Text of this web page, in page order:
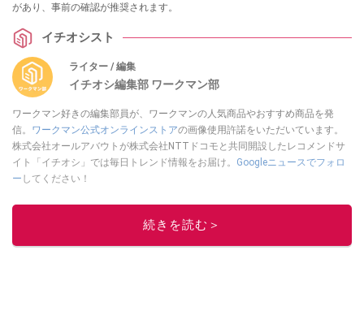
があり、事前の確認が推奨されます。
イチオシスト
ライター / 編集
イチオシ編集部 ワークマン部
ワークマン好きの編集部員が、ワークマンの人気商品やおすすめ商品を発
信。 ワークマン公式オンラインストアの画像使用許諾をいただいています。
株式会社オールアバウトが株式会社NTTドコモと共同開設したレコメンドサ
イト「イチオシ」では毎日トレンド情報をお届け。 Googleニュースでフォロ
ー してください！
このイチオシストの他の記事を読む
続きを読む＞